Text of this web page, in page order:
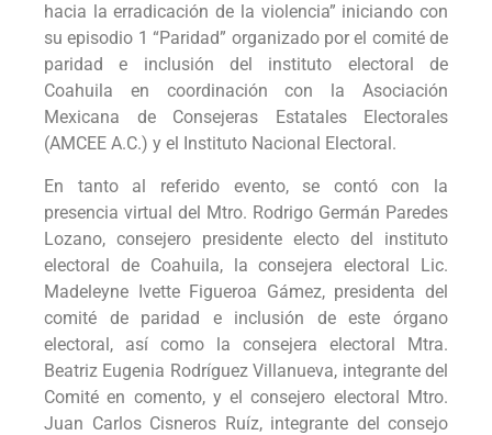
hacia la erradicación de la violencia” iniciando con
su episodio 1 “Paridad” organizado por el comité de
paridad e inclusión del instituto electoral de
Coahuila en coordinación con la Asociación
Mexicana de Consejeras Estatales Electorales
(AMCEE A.C.) y el Instituto Nacional Electoral.
En tanto al referido evento, se contó con la
presencia virtual del Mtro. Rodrigo Germán Paredes
Lozano, consejero presidente electo del instituto
electoral de Coahuila, la consejera electoral Lic.
Madeleyne Ivette Figueroa Gámez, presidenta del
comité de paridad e inclusión de este órgano
electoral, así como la consejera electoral Mtra.
Beatriz Eugenia Rodríguez Villanueva, integrante del
Comité en comento, y el consejero electoral Mtro.
Juan Carlos Cisneros Ruíz, integrante del consejo